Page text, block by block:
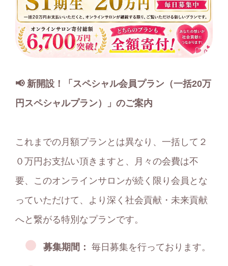
📢 新開設！「スペシャル会員プラン（一括20万
円スペシャルプラン）」のご案内
これまでの月額プランとは異なり、一括して２
０万円お支払い頂きますと、月々の会費は不
要、このオンラインサロンが続く限り会員とな
っていただけて、より深く社会貢献・未来貢献
へと繋がる特別なプランです。
募集期間： 毎日募集を行っております。